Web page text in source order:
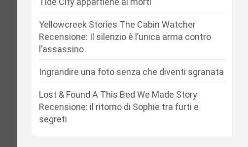
Yellowcreek Stories The Cabin Watcher
Recensione: Il silenzio è l’unica arma contro
l’assassino
Ingrandire una foto senza che diventi sgranata
Lost & Found A This Bed We Made Story
Recensione: il ritorno di Sophie tra furti e
segreti